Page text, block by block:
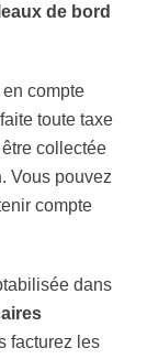
de bord
compte
toute taxe
collectée
. Vous pouvez
compte
dans
facturez les